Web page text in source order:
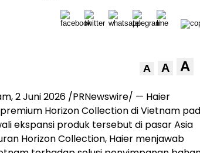
A A A
2 Juni 2026 /PRNewswire/ — Haier
Horizon Collection di Vietnam
ekspansi produk tersebut di pasar Asia
Horizon Collection, Haier menjawab